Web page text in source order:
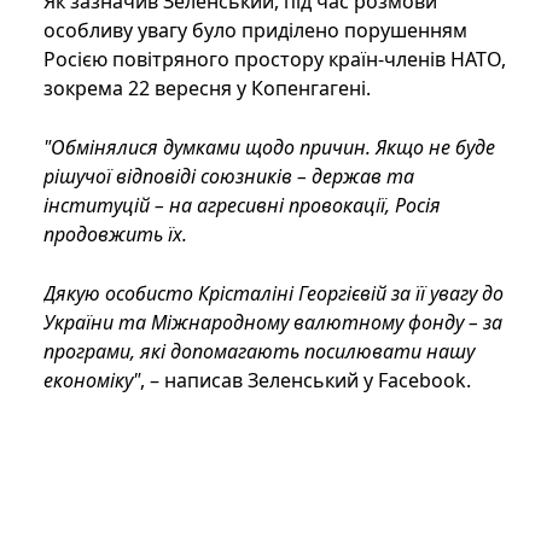
особливу увагу було приділено порушенням
Росією повітряного простору країн-членів НАТО,
зокрема 22 вересня у Копенгагені.
"Обмінялися думками щодо причин. Якщо не буде
рішучої відповіді союзників – держав та
інституцій – на агресивні провокації, Росія
продовжить їх.
Дякую особисто Крісталіні Георгієвій за її увагу до
України та Міжнародному валютному фонду – за
програми, які допомагають посилювати нашу
економіку", – написав Зеленський у Facebook.